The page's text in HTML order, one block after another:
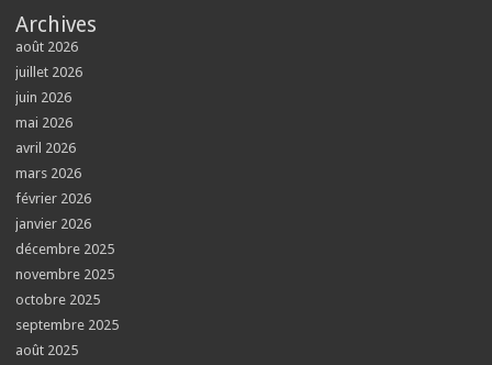
Archives
août 2026
juillet 2026
juin 2026
mai 2026
avril 2026
mars 2026
février 2026
janvier 2026
décembre 2025
novembre 2025
octobre 2025
septembre 2025
août 2025